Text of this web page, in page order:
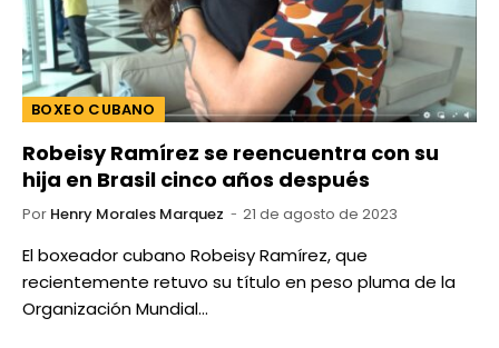
BOXEO CUBANO
Robeisy Ramírez se reencuentra con su
hija en Brasil cinco años después
Por Henry Morales Marquez 21 de agosto de 2023
El boxeador cubano Robeisy Ramírez, que
recientemente retuvo su título en peso pluma de la
Organización Mundial…